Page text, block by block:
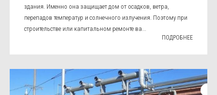
здания. Именно она защищает дом от осадков, ветра,
перепадов температур и солнечного излучения. Поэтому при
строительстве или капитальном ремонте ва...
ПОДРОБНЕЕ